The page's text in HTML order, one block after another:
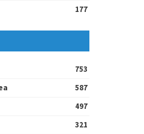
177
753
587
497
321